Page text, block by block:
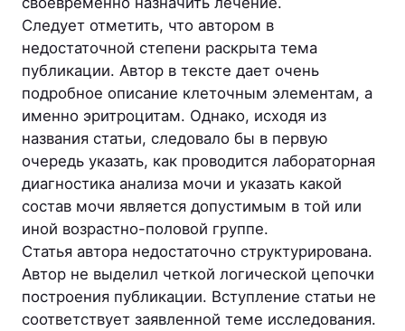
Следует отметить, что автором в
недостаточной степени раскрыта тема
публикации. Автор в тексте дает очень
подробное описание клеточным элементам, а
именно эритроцитам. Однако, исходя из
названия статьи, следовало бы в первую
очередь указать, как проводится лабораторная
диагностика анализа мочи и указать какой
состав мочи является допустимым в той или
иной возрастно-половой группе.
Статья автора недостаточно структурирована.
Автор не выделил четкой логической цепочки
построения публикации. Вступление статьи не
соответствует заявленной теме исследования.